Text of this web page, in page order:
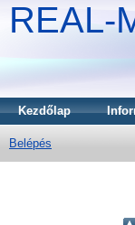
REAL-
Kezdőlap
Belépés